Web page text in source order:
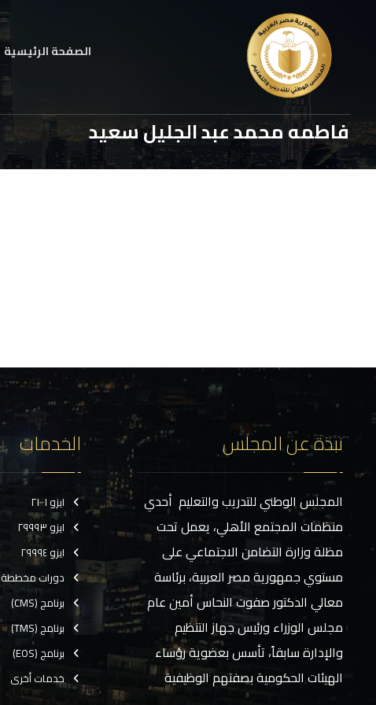
الصفحة الرئيسية
فاطمه محمد عبد الجليل سعيد
نبذة عن المجلس
المجلس الوطني للتدريب والتعليم أحدي
منظمات المجتمع الأهلي، يعمل تحت
مظلة وزارة التضامن الاجتماعي على
مستوي جمهورية مصر العربية، برئاسة
معالي الدكتور صفوت النحاس أمين عام
مجلس الوزراء ورئيس جهاز التنظيم
والإدارة سابقاً، تأسس بعضوية رؤساء
الهيئات الحكومية بصفتهم الوظيفية
الخدمات
ايزو ٢١٠٠١
ايزو ٢٩٩٩٣
ايزو ٢٩٩٩٤
دورات مخططة
برنامج (CMS)
برنامج (TMS)
برنامج (EOS)
خدمات أخرى